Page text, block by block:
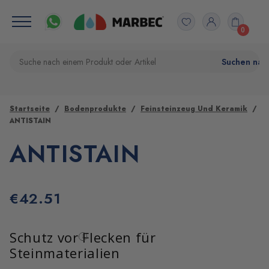
0
Startseite Bodenprodukte
Feinsteinzeug Und Keramik
ANTISTAIN
ANTISTAIN
€42.51
Schutz vor Flecken für
Steinmaterialien